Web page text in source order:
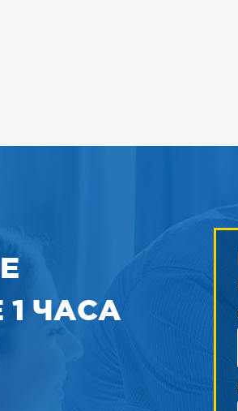
ЧАСА